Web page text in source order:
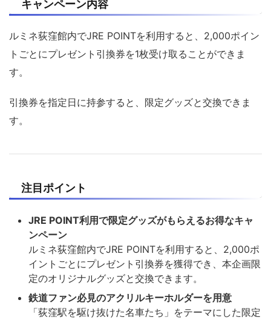
キャンペーン内容
ルミネ荻窪館内でJRE POINTを利用すると、2,000ポイン
トごとにプレゼント引換券を1枚受け取ることができま
す。
引換券を指定日に持参すると、限定グッズと交換できま
す。
注目ポイント
JRE POINT利用で限定グッズがもらえるお得なキャ
ンペーン
ルミネ荻窪館内でJRE POINTを利用すると、2,000ポ
イントごとにプレゼント引換券を獲得でき、本企画限
定のオリジナルグッズと交換できます。
鉄道ファン必見のアクリルキーホルダーを用意
「荻窪駅を駆け抜けた名車たち」をテーマにした限定